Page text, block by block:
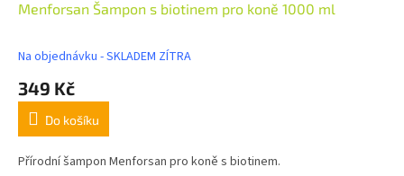
Menforsan Šampon s biotinem pro koně 1000 ml
Na objednávku - SKLADEM ZÍTRA
349 Kč
Do košíku
Přírodní šampon Menforsan pro koně s biotinem.